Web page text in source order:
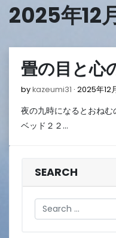
2025年12
畳の目と心
bykazeumi31 2025年12
夜の九時になるとおね
ベッド２２…
SEARCH
Search